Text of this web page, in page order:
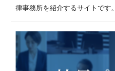
律事務所を紹介するサイトです。